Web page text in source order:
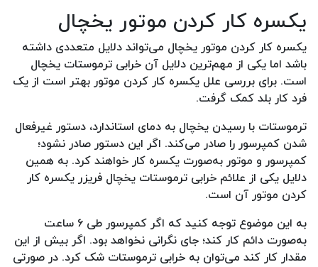
یکسره کار کردن موتور یخچال
یکسره کار کردن موتور یخچال می‌تواند دلایل متعددی داشته
باشد اما یکی از مهم‌ترین دلایل آن خرابی ترموستات یخچال
است. برای بررسی علل یکسره کار کردن موتور بهتر است از یک
فرد کار بلد کمک گرفت.
ترموستات با رسیدن یخچال به دمای استاندارد، دستور غیرفعال
شدن کمپرسور را صادر می‌کند. اگر این دستور صادر نشود؛
کمپرسور و موتور به‌صورت یکسره کار خواهند کرد. به همین
دلایل یکی از علائم خرابی ترموستات یخچال فریزر یکسره کار
کردن موتور آن است.
به این موضوع توجه کنید که اگر کمپرسور طی ۶ ساعت
به‌صورت دائم کار کند؛ جای نگرانی نخواهد بود. اگر بیش از این
مقدار کار کند می‌توان به خرابی ترموستات شک کرد. در صورتی